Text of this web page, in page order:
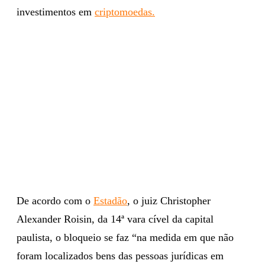
investimentos em criptomoedas.
De acordo com o Estadão, o juiz Christopher
Alexander Roisin, da 14ª vara cível da capital
paulista, o bloqueio se faz “na medida em que não
foram localizados bens das pessoas jurídicas em